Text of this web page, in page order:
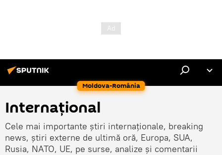
Moldova-România
Internaţional
Cele mai importante știri internaționale, breaking
news, știri externe de ultimă oră, Europa, SUA,
Rusia, NATO, UE, pe surse, analize și comentarii